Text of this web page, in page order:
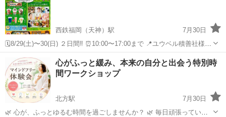
8/6（木）、...
西鉄福岡（天神）駅
7月30日
🗓️8/29(土)〜30(日) ２日間‼️ ⏰10:00〜17:00まで 📍ユウベル積善社様に
て 手相占い出店します🤲✨✨ ご希望の方は、 メッセージ送ってくださ
い。 ご予約なしでの来場は出来ません🙏
福岡 福岡市 西鉄福岡（天神）駅 ワークショップ
マルシェ
心がふっと緩み、本来の自分と出会う特別時
間ワークショップ
北方駅
7月30日
🌿 心が、ふっとゆるむ時間を過ごしませんか？ 🌿 毎日頑張っている